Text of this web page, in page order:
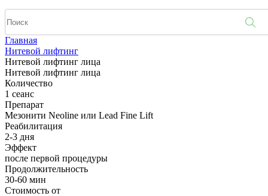
Главная
Нитевой лифтинг
Нитевой лифтинг лица
Нитевой лифтинг лица
Количество
1 cеанс
Препарат
Мезонити Neoline или Lead Fine Lift
Реабилитация
2-3 дня
Эффект
после первой процедуры
Продолжительность
30-60 мин
Стоимость от